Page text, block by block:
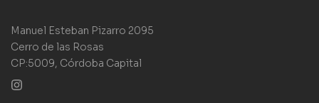
Manuel Esteban Pizarro 2095
Cerro de las Rosas
CP:5009, Córdoba Capital